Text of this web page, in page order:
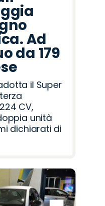
Ad
da 179
il Super
CV,
unità
dichiarati di